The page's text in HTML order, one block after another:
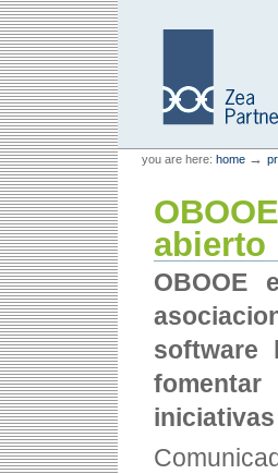
Skip
to
content.
Skip
to
navigation
Zea Partners
Personal
tools
you are here: home →
abierto
OBOOE
software